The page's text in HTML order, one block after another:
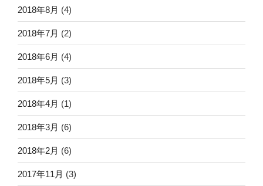
2018年8月 (4)
2018年7月 (2)
2018年6月 (4)
2018年5月 (3)
2018年4月 (1)
2018年3月 (6)
2018年2月 (6)
2017年11月 (3)